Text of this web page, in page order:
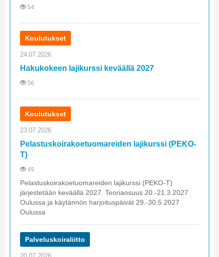
54
Koulutukset
24.07.2026
Hakukokeen lajikurssi keväällä 2027
56
Koulutukset
23.07.2026
Pelastuskoirakoetuomareiden lajikurssi (PEKO-
T)
49
Pelastuskoirakoetuomareiden lajikurssi (PEKO-T)
järjestetään keväällä 2027. Teoriaosuus 20.-21.3.2027
Oulussa ja käytännön harjoituspäivät 29.-30.5.2027
Oulussa
Palveluskoiraliitto